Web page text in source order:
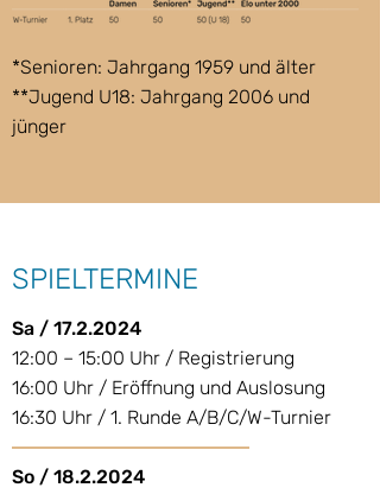
*Senioren: Jahrgang 1959 und älter
**Jugend U18: Jahrgang 2006 und
jünger
SPIELTERMINE
Sa / 17.2.2024
12:00 – 15:00 Uhr / Registrierung
16:00 Uhr / Eröffnung und Auslosung
16:30 Uhr / 1. Runde A/B/C/W-Turnier
So / 18.2.2024